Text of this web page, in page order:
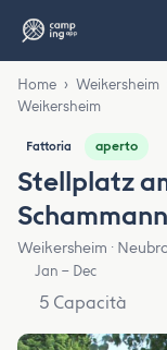
Home › Weikersheim
Weikersheim
Fattoria aperto
Stellplatz
Weikersheim ·
Jan – Dec
5 Capacità